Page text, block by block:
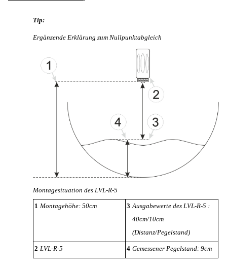
Tip:
Ergänzende Erklärung zum Nullpunktabgleich
Montagesituation des LVL-R-5
1 Montagehöhe: 50cm 3 Ausgabewerte desLVL-R-5 :
40cm/10cm
(Distanz/Pegelstand)
2 LVL-R-5 4 Gemessener Pegelstand: 9cm